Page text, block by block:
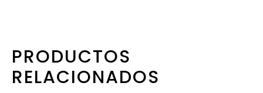
PRODUCTOS
RELACIONADOS